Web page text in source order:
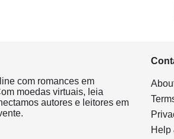
com romances em
moedas virtuais, leia
autores e leitores em
Help